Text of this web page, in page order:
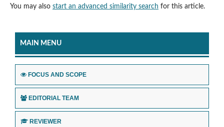
You may also start an advanced similarity search for this article.
MAIN MENU
FOCUS AND SCOPE
EDITORIAL TEAM
REVIEWER